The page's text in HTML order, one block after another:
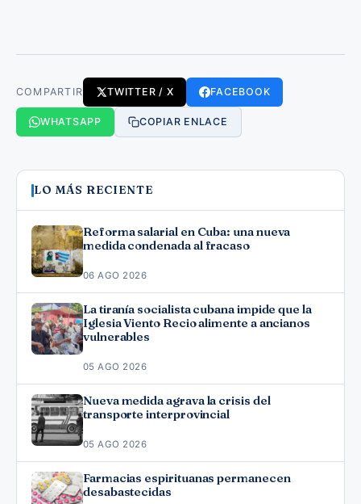
COMPARTIR TWITTER / X FACEBOOK
WHATSAPP COPIAR ENLACE
LO MÁS RECIENTE
Reforma salarial en Cuba: una nueva
medida condenada al fracaso
06 AGO 2026
La tiranía socialista cubana impide que la
Iglesia Viento Recio alimente a ancianos
vulnerables
05 AGO 2026
Nueva medida agrava la crisis del
transporte interprovincial
05 AGO 2026
Farmacias espirituanas permanecen
desabastecidas